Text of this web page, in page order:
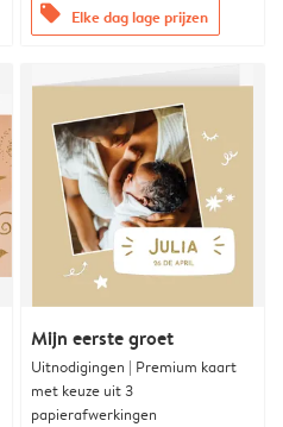
offers Elke dag lage prijzen
Mijn eerste groet
Uitnodigingen | Premium kaart
met keuze uit 3
papierafwerkingen